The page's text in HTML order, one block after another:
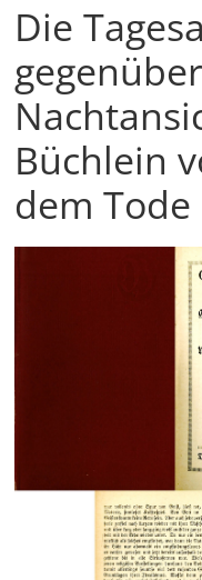
Die
Büchlein
dem Tode